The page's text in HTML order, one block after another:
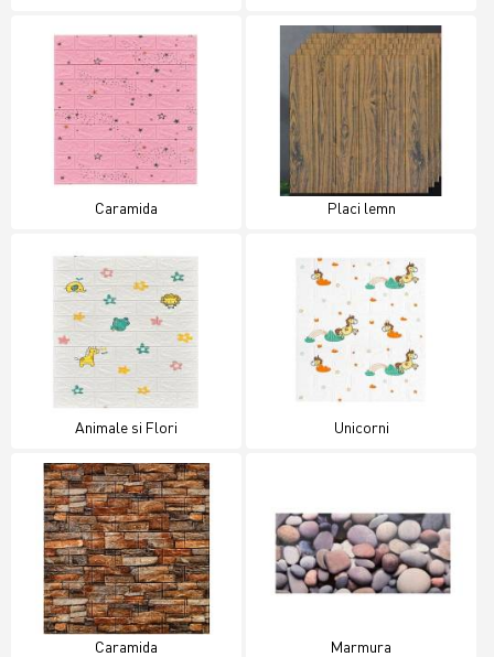
Caramida Placi lemn
Animale si Flori Unicorni
Caramida Marmura